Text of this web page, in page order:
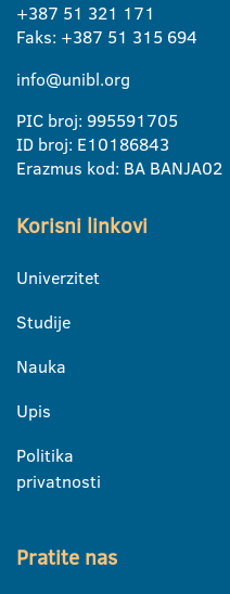
+387 51 321 171
Faks: +387 51 315 694
info@unibl.org
PIC broj: 995591705
ID broj: E10186843
Erazmus kod: BA BANJA02
Korisni linkovi
Univerzitet
Studije
Nauka
Upis
Politika
privatnosti
Pratite nas